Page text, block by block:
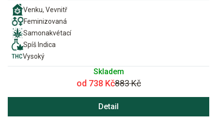
Venku, Vevnitř
Feminizovaná
Samonakvétací
Spíš Indica
Vysoký
Skladem
od 738 Kč883 Kč
Detail